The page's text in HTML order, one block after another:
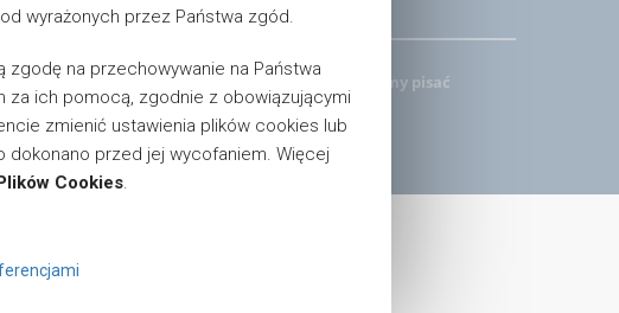
wyrażonych przez Państwa zgód.
zgodę na przechowywanie na Państwa
za ich pomocą, zgodnie z obowiązującymi
zmienić ustawienia plików cookies lub
przed jej wycofaniem. Więcej
Cookies.
nasze produkty na terenie całego kraju, prosimy pisać